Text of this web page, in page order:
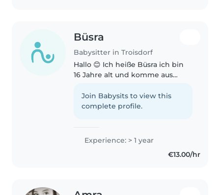
Büsra
Babysitter in Troisdorf
Hallo 😊 Ich heiße Büsra ich bin
16 Jahre alt und komme aus
freundlich und gehe sehr
liebevoll mit Kindern um. Durch
Join Babysits to view this
complete profile.
Experience: > 1 year
€13.00/hr